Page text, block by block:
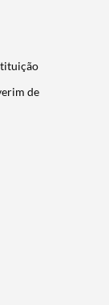
de